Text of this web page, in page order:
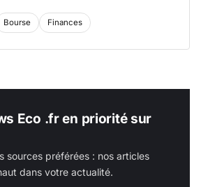
Bourse Finances
Eco .fr en priorité sur
sources préférées : nos articles
dans votre actualité.